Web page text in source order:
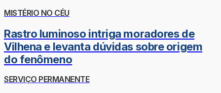
MISTÉRIO NO CÉU
Rastro luminoso intriga moradores de
Vilhena e levanta dúvidas sobre origem
do fenômeno
SERVIÇO PERMANENTE